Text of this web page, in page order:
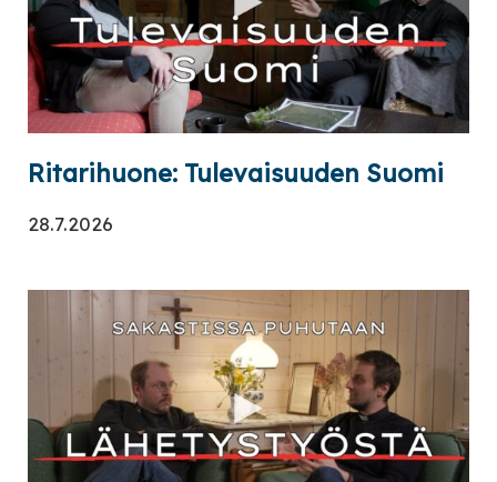
Ritarihuone: Tulevaisuuden Suomi
28.7.2026